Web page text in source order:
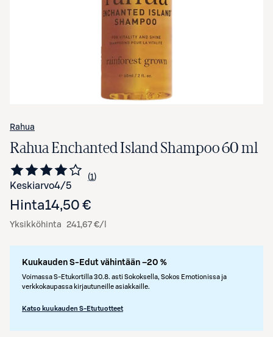
Rahua
Rahua Enchanted Island Shampoo 60 ml
Keskiarvo4/5 Siirry arvioihin
1
kappale
Hinta14,50 €
Yksikköhinta 241,67 €/l
Kuukauden S-Edut vähintään –20 %
Voimassa S-Etukortilla 30.8. asti Sokoksella, Sokos Emotionissa ja
verkkokaupassa kirjautuneille asiakkaille.
Katso kuukauden S-Etutuotteet